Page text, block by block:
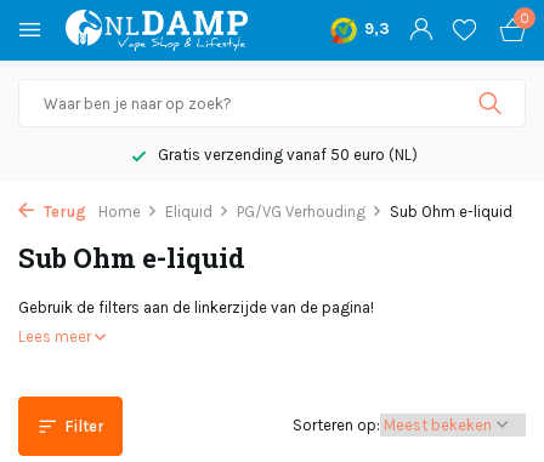
9,3
0
Gratis verzending vanaf 50 euro (NL)
Terug Home Eliquid PG/VG Verhouding Sub Ohm e-liquid
Sub Ohm e-liquid
Gebruik de filters aan de linkerzijde van de pagina!
Lees meer
Filter Sorteren op: